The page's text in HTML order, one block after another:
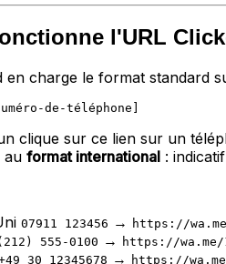
l'URL
en charge le format standard
clique sur ce lien sur un
au format international :
07911 123456 → https://
555-0100 → https://wa.me/
30 12345678 → https://